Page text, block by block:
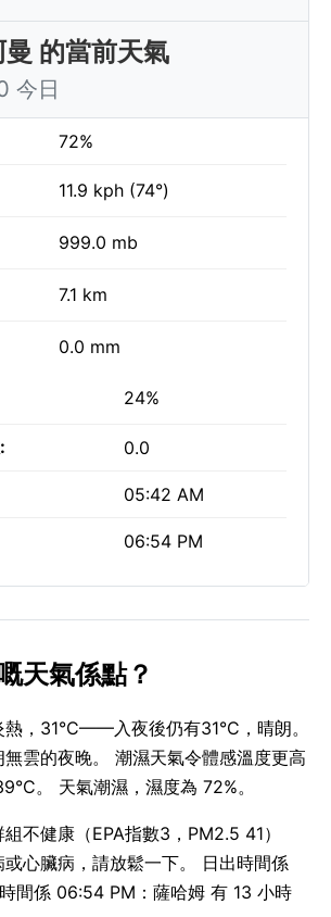
的當前天氣
今日
72%
11.9 kph (74°)
999.0 mb
7.1 km
0.0 mm
24%
0.0
05:42 AM
06:54 PM
天氣係點？
，31°C——入夜後仍有31°C，晴朗。
雲的夜晚。 潮濕天氣令體感溫度更高
。 天氣潮濕，濕度為 72%。
不健康（EPA指數3，PM2.5 41）
心臟病，請放鬆一下。 日出時間係
間係 06:54 PM：薩哈姆 有 13 小時